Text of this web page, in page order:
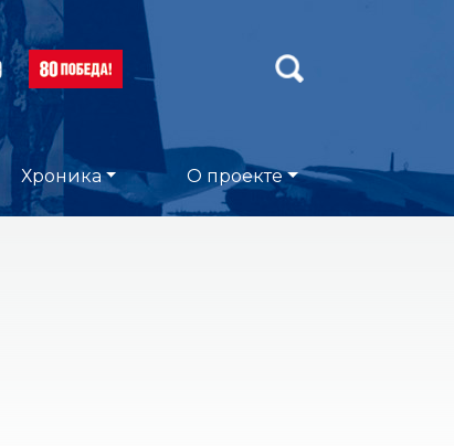
Хроника О проекте